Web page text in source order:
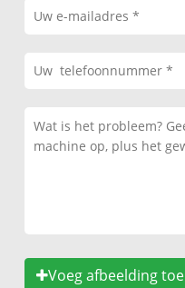
Voeg afbeelding toe